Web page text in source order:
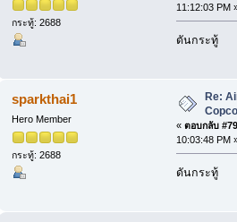
กระทู้: 2688
11:12:03 PM
ดันกระทู้
sparkthai1
Hero Member
กระทู้: 2688
Re:
Copco
« ตอบกลับ
10:03:48 PM
ดันกระทู้